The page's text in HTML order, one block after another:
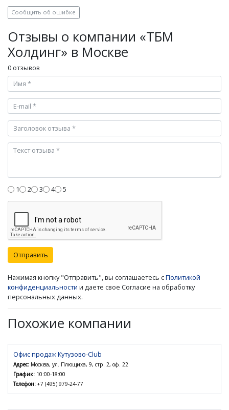
Сообщить об ошибке
Отзывы о компании «ТБМ
Холдинг» в Москве
0 отзывов
1 2 3 4 5
Отправить
Нажимая кнопку "Отправить", вы соглашаетесь сПолитикой
конфиденциальности и даете свое Согласие на обработку
персональных данных.
Похожие компании
Офис продаж Кутузово-Club
Адрес: Москва, ул. Плющиха, 9, стр. 2, оф. 22
График: 10:00-18:00
Телефон: +7 (495) 979-24-77